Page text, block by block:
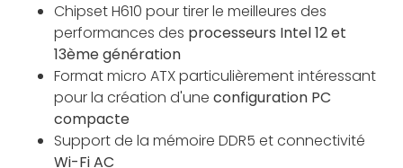
Chipset H610 pour tirer le meilleures des
performances des processeurs Intel 12 et
13ème génération
Format micro ATX particulièrement intéressant
pour la création d'une configuration PC
compacte
Support de la mémoire DDR5 et connectivité
Wi-Fi AC